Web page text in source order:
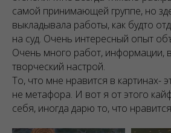
самой принимающей группе, но
выкладывала работы, как будто
на суд. Очень интересный опыт
Очень много работ, информации,
творческий настрой.
То, что мне нравится в картинах-
не метафора. И вот я от этого
себя, иногда дарю то, что